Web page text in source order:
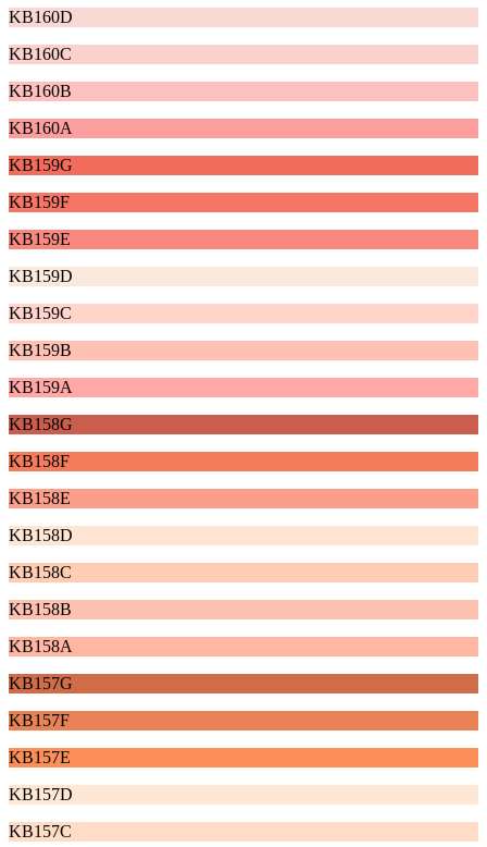
KB160D
KB160C
KB160B
KB160A
KB159G
KB159F
KB159E
KB159D
KB159C
KB159B
KB159A
KB158G
KB158F
KB158E
KB158D
KB158C
KB158B
KB158A
KB157G
KB157F
KB157E
KB157D
KB157C